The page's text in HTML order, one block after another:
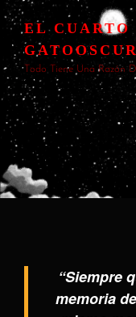
EL CUARTO
Todo Tiene Una Razón
“Siempre
memoria